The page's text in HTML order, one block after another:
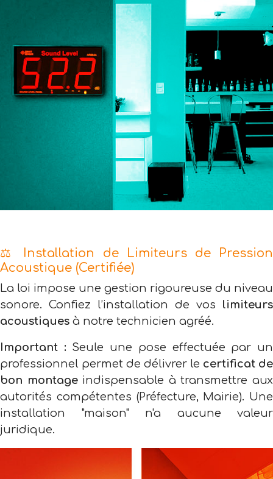
⚖️ Installation de Limiteurs de Pression
Acoustique (Certifiée)
La loi impose une gestion rigoureuse du niveau
sonore. Confiez l’installation de vos limiteurs
acoustiques à notre technicien agréé.
Important :Seule une pose effectuée par un
professionnel permet de délivrer le certificat de
bon montageindispensable à transmettre aux
autorités compétentes (Préfecture, Mairie). Une
installation "maison" n'a aucune valeur
juridique.